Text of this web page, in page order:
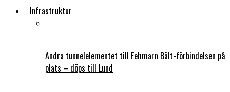
Infrastruktur
Andra tunnelelementet till Fehmarn Bält-förbindelsen på
plats – döps till Lund